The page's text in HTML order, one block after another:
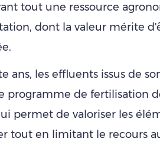
tout une ressource
dont la valeur mérite
ans, les effluents issus de
programme de fertilisation
permet de valoriser les
tout en limitant le recours